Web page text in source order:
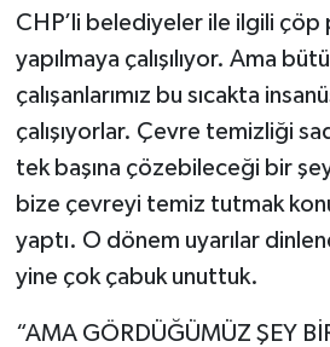
CHP’li belediyeler ile ilgili çöp
yapılmaya çalışılıyor. Ama
çalışanlarımız bu sıcakta
çalışıyorlar. Çevre temizliği
tek başına çözebileceği bir
bize çevreyi temiz tutmak
yaptı. O dönem uyarılar
yine çok çabuk unuttuk.
“AMA GÖRDÜĞÜMÜZ ŞEY